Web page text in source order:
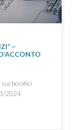
–
bonifici
2024